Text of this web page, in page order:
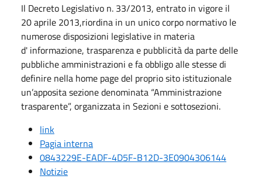
Il Decreto Legislativo n. 33/2013, entrato in vigore il
20 aprile 2013,riordina in un unico corpo normativo le
numerose disposizioni legislative in materia
d' informazione, trasparenza e pubblicità da parte delle
pubbliche amministrazioni e fa obbligo alle stesse di
definire nella home page del proprio sito istituzionale
un’apposita sezione denominata “Amministrazione
trasparente”, organizzata in Sezioni e sottosezioni.
link
Pagia interna
0843229E-EADF-4D5F-B12D-3E0904306144
Notizie